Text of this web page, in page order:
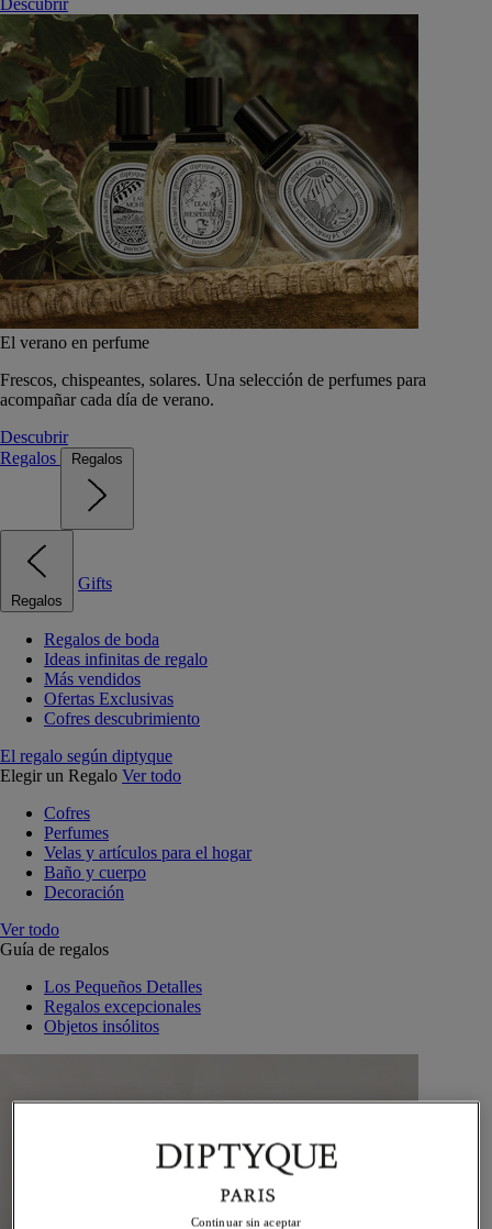
Descubrir
El verano en perfume
Frescos, chispeantes, solares. Una selección de perfumes para
acompañar cada día de verano.
Descubrir
Regalos
Regalos
Regalos
Gifts
Regalos de boda
Ideas infinitas de regalo
Más vendidos
Ofertas Exclusivas
Cofres descubrimiento
El regalo según diptyque
Elegir un Regalo Ver todo
Cofres
Perfumes
Velas y artículos para el hogar
Baño y cuerpo
Decoración
Ver todo
Guía de regalos
Los Pequeños Detalles
Regalos excepcionales
Objetos insólitos
Continuar sin aceptar